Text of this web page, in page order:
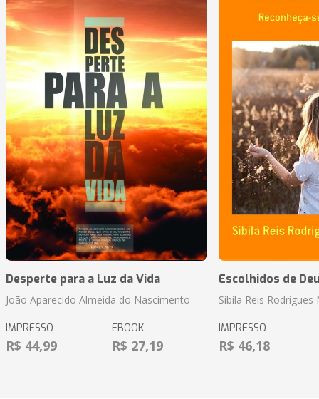
Desperte para a Luz da Vida
João Aparecido Almeida do Nascimento
IMPRESSO
R$ 44,99
EBOOK
R$ 27,19
Escolhidos de
Sibila Reis
IMPRESSO
R$ 46,18